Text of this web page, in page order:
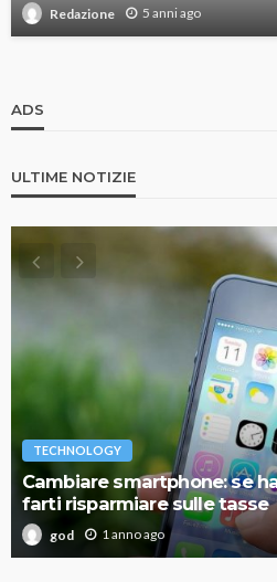
Redazione 5 anni ago
ADS
ULTIME NOTIZIE
TECHNOLOGY
Cambiare smartphone: se
farti risparmiare sulle tasse
god 1 anno ago